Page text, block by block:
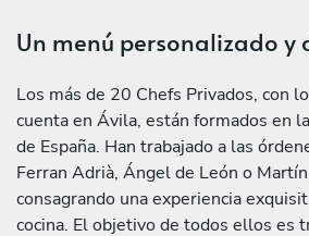
Un menú personalizado y
Los más de 20 Chefs Privados, con
cuenta en Ávila, están formados en
de España. Han trabajado a las
Ferran Adrià, Ángel de León o
consagrando una experiencia
cocina. El objetivo de todos ellos es